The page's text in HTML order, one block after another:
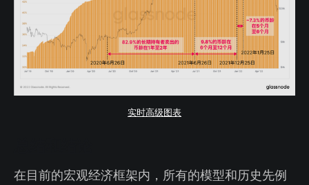
实时高级图表
在目前的宏观经济框架内，所有的模型和历史先例